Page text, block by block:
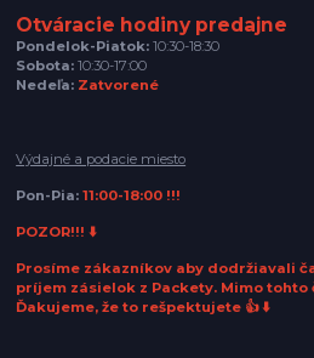
Otváracie hodiny predajne
Pondelok-Piatok: 10:30-18:30
Sobota: 10:30-17:00
Nedeľa: Zatvorené
Výdajné a podacie miesto
Pon-Pia:11:00-18:00 !!!
POZOR!!! ⬇️
Prosíme zákazníkov aby dodržiavali
príjem zásielok z Packety. Mimo tohto
Ďakujeme, že to rešpektujete 👍 ⬇️